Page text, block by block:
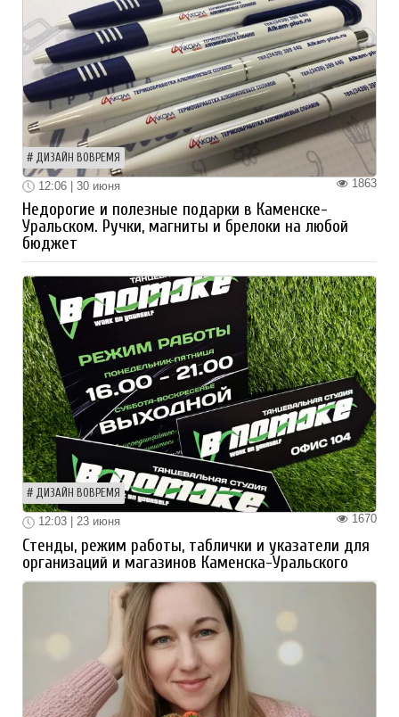
ДИЗАЙН ВОВРЕМЯ
1863
12:06 | 30 июня
Недорогие и полезные подарки в Каменске-
Уральском. Ручки, магниты и брелоки на любой
бюджет
ДИЗАЙН ВОВРЕМЯ
1670
12:03 | 23 июня
Стенды, режим работы, таблички и указатели для
организаций и магазинов Каменска-Уральского